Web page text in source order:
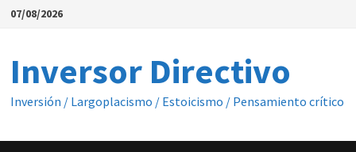
Saltar
07/08/2026
Inversor Directivo
Inversión / Largoplacismo / Estoicismo / Pensamiento crítico